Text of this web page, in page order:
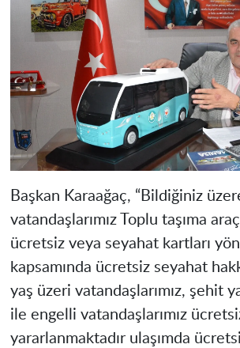
Başkan Karaağaç, “Bildiğiniz
vatandaşlarımız Toplu taşıma
ücretsiz veya seyahat kartları
kapsamında ücretsiz seyahat
yaş üzeri vatandaşlarımız, şehit
ile engelli vatandaşlarımız
yararlanmaktadır ulaşımda